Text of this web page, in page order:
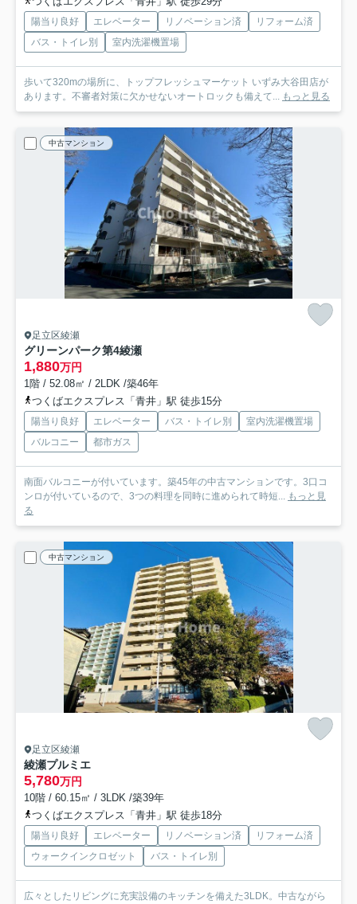
陽当り良好 エレベーター リノベーション済
リフォーム済
バス・トイレ別
室内洗濯機置場
歩いて320mの場所に、トップフレッシュマーケット いずみ大谷田店が
あります。不審者対策に欠かせないオートロックも備えて... もっと見る
中古マンション
足立区綾瀬
グリーンパーク第4綾瀬
1,880万円
1階 / 52.08㎡ / 2LDK /築46年
つくばエクスプレス「青井」駅 徒歩15分
陽当り良好 エレベーター バス・トイレ別
室内洗濯機置場
バルコニー
都市ガス
南面バルコニーが付いています。築45年の中古マンションです。3口コ
ンロが付いているので、3つの料理を同時に進められて時短... もっと見
る
中古マンション
足立区綾瀬
綾瀬プルミエ
5,780万円
10階 / 60.15㎡ / 3LDK /築39年
つくばエクスプレス「青井」駅 徒歩18分
陽当り良好 エレベーター リノベーション済
リフォーム済
ウォークインクロゼット
バス・トイレ別
広々としたリビングに充実設備のキッチンを備えた3LDK。中古ながら